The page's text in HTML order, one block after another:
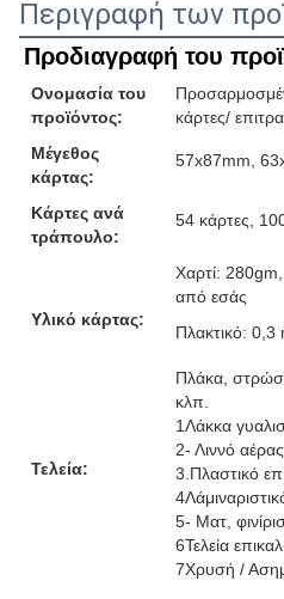
Περιγραφή των
Προδιαγραφή του
Ονομασία του
προϊόντος:
κάρτες/
Μέγεθος
κάρτας:
57x87mm,
Κάρτες ανά
τράπουλο:
54 κάρτες,
Υλικό κάρτας:
Χαρτί:
από εσάς
Πλακτικό:
Τελεία:
Πλάκα,
κλπ.
1Λάκκα
2- Λιννό αέρας
3.Πλαστικό
5- Ματ,
6Τελεία
7Χρυσή /